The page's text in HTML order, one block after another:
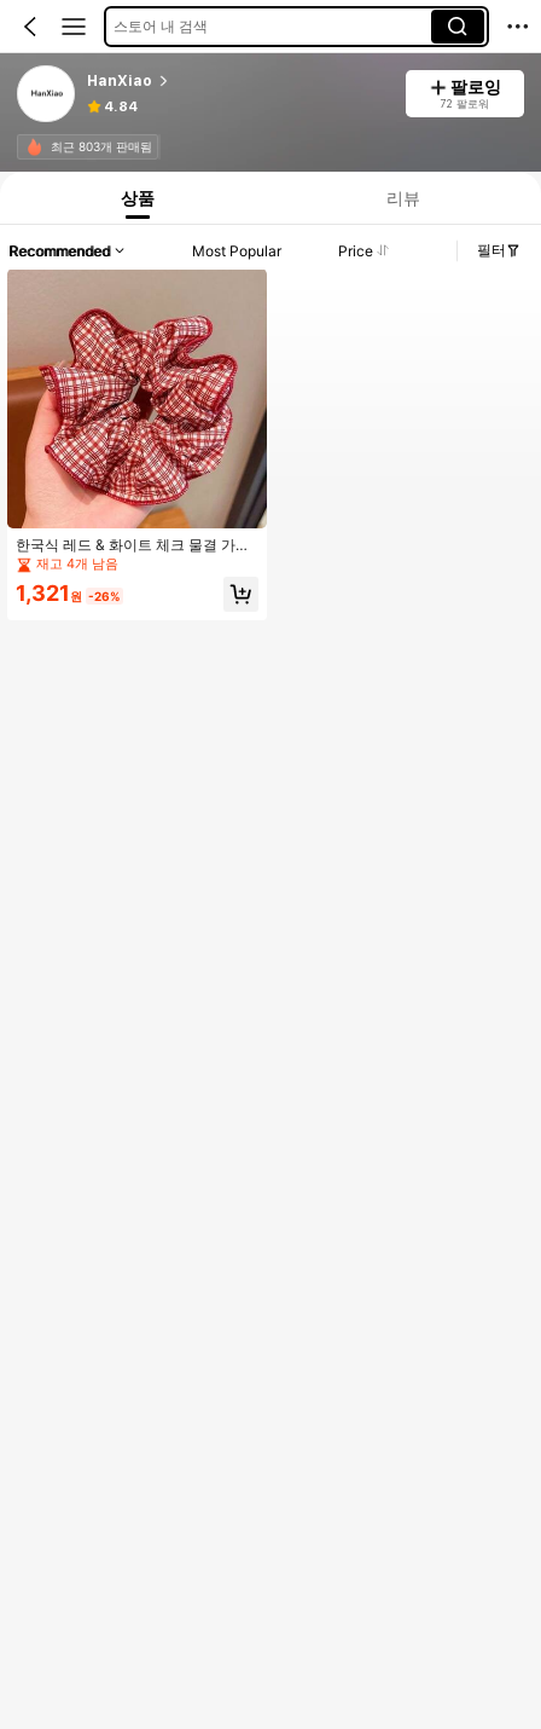
스토어 내 검색
HanXiao
4.84
팔로잉
72 팔로워
최근 803개 판매됨
상품 리뷰
Recommended Most Popular Price 필터
한국식 레드 & 화이트 체크 물결 가장
자리 헤어 스크런치, 소녀스러운 학교
스타일 헤어 타이, 다용도 번 홀더 포
니테일 탄성 헤어 타이
재고 4개 남음
1,321 원 -26%